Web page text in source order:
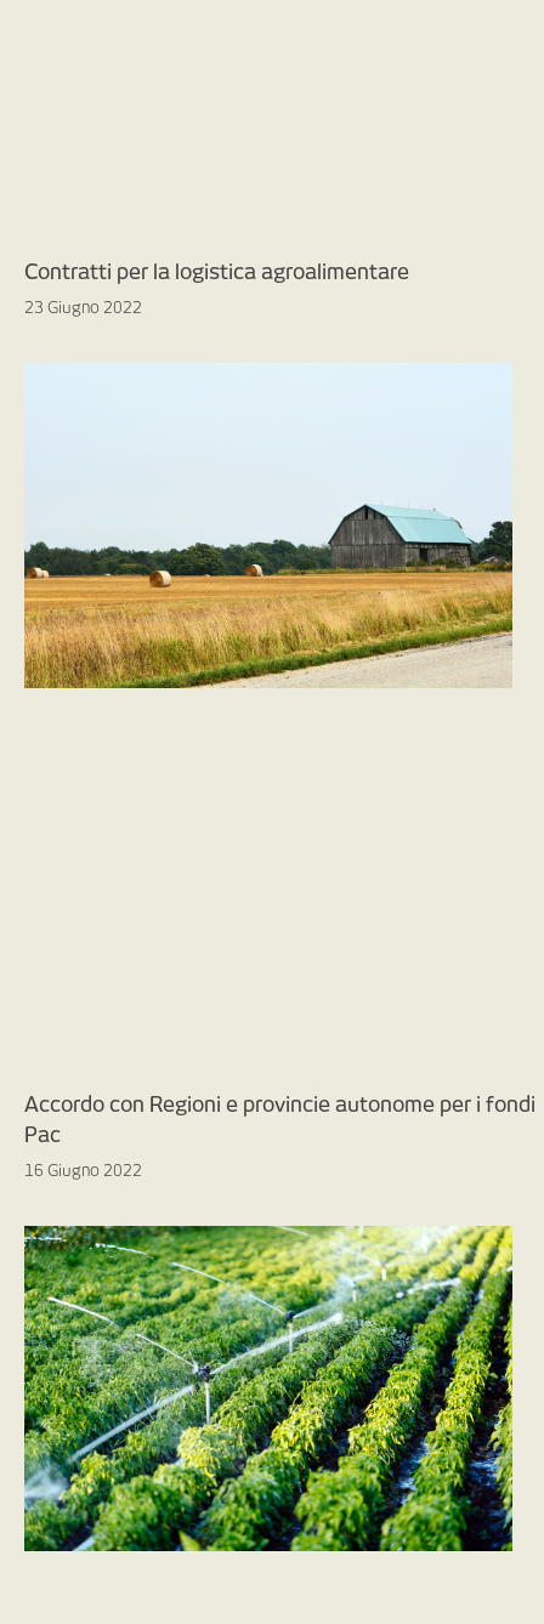
Contratti per la logistica agroalimentare
23 Giugno 2022
Accordo con Regioni e provincie autonome per i fondi
Pac
16 Giugno 2022